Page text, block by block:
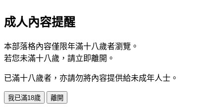
成人內容提醒
本部落格內容僅限年滿十八歲者瀏覽。
若您未滿十八歲，請立即離開。
已滿十八歲者，亦請勿將內容提供給未成年人士。
我已滿18歲 離開